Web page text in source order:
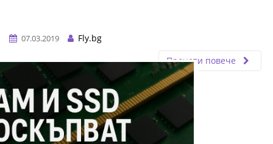
07.03.2019
Fly.bg
Прочети повече